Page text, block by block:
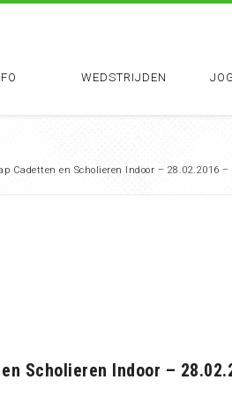
WEDSTRIJDEN
Cadetten en Scholieren Indoor – 28.02.2016 –
Scholieren Indoor –